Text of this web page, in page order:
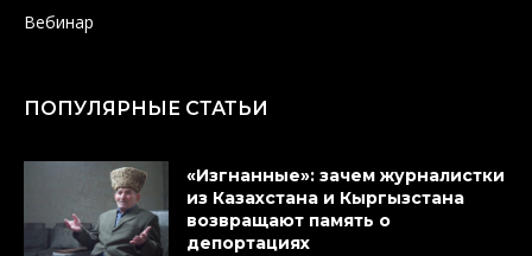
Вебинар
ПОПУЛЯРНЫЕ СТАТЬИ
«Изгнанные»: зачем журналистки
из Казахстана и Кыргызстана
возвращают память о
депортациях